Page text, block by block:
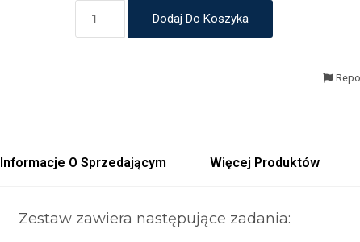
Dodaj Do Koszyka
Informacje O Sprzedającym Więcej Produktów
Zestaw zawiera następujące zadania: